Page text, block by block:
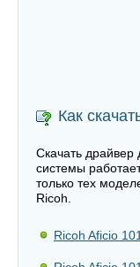
Как
Скачать драйвер
системы
только тех
Ricoh.
Ricoh Aficio